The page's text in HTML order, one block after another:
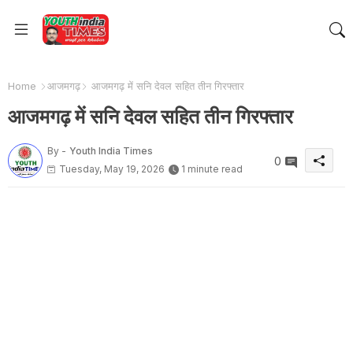
Home आजमगढ़ आजमगढ़ में सनि देवल सहित तीन गिरफ्तार
आजमगढ़ में सनि देवल सहित तीन गिरफ्तार
By - Youth India Times
Tuesday, May 19, 2026
1 minute read
0